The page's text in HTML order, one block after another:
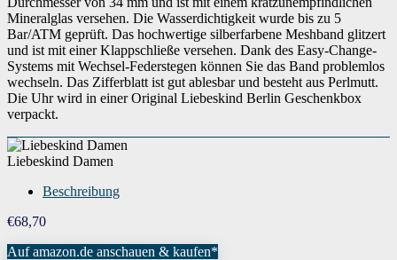
Mineralglas versehen. Die Wasserdichtigkeit wurde bis zu 5
Bar/ATM geprüft. Das hochwertige silberfarbene Meshband glitzert
und ist mit einer Klappschließe versehen. Dank des Easy-Change-
Systems mit Wechsel-Federstegen können Sie das Band problemlos
wechseln. Das Zifferblatt ist gut ablesbar und besteht aus Perlmutt.
Die Uhr wird in einer Original Liebeskind Berlin Geschenkbox
verpackt.
Liebeskind Damen
Beschreibung
€68,70
Auf amazon.de anschauen & kaufen*